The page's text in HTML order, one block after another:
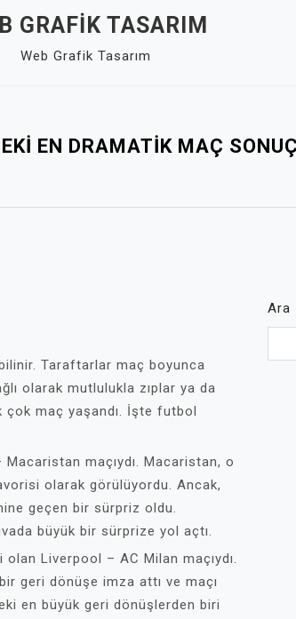
GRAFIK TASARIM
Web Grafik Tasarım
EN DRAMATIK MAÇ
Taraftarlar maç boyunca
olarak mutlulukla zıplar ya da
çok maç yaşandı. İşte futbol
maçıydı. Macaristan, o
olarak görülüyordu. Ancak,
geçen bir sürpriz oldu.
büyük bir sürprize yol açtı.
Liverpool – AC Milan maçıydı.
geri dönüşe imza attı ve maçı
en büyük geri dönüşlerden biri
Ara